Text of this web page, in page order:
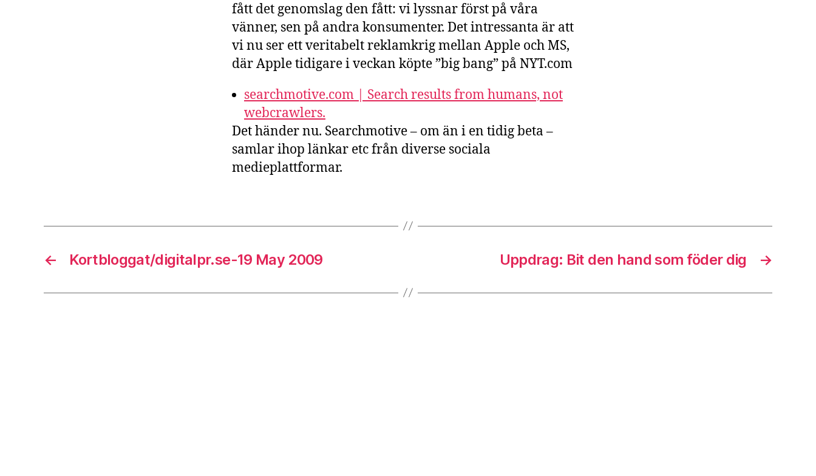
fått det genomslag den fått: vi lyssnar först på våra
vänner, sen på andra konsumenter. Det intressanta är att
vi nu ser ett veritabelt reklamkrig mellan Apple och MS,
där Apple tidigare i veckan köpte ”big bang” på NYT.com
searchmotive.com | Search results from humans, not
webcrawlers.
Det händer nu. Searchmotive – om än i en tidig beta –
samlar ihop länkar etc från diverse sociala
medieplattformar.
← Kortbloggat/digitalpr.se-19 May 2009 →
Uppdrag: Bit den hand som föder dig